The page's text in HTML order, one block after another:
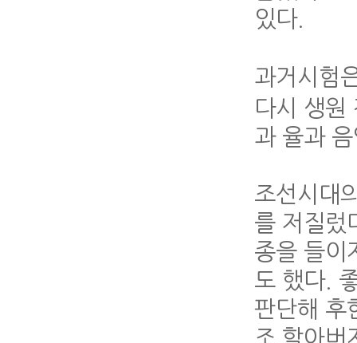
있다.
과거시험
다시 생원
과 율과
조선시대
를 저질렀
종을 들이
도 했다.
판단해 후
조 할아버